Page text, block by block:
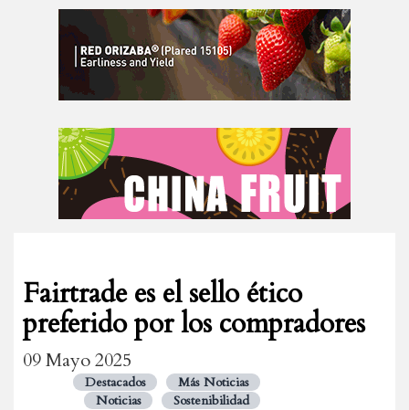
Fairtrade es el sello ético
preferido por los compradores
09 Mayo 2025
Destacados
Más Noticias
Noticias
Sostenibilidad